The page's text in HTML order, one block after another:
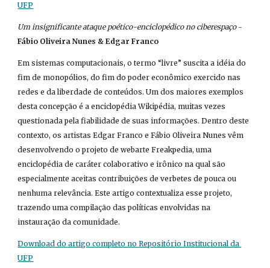
UFP
Um insignificante ataque poético-enciclopédico no ciberespaço
Fábio Oliveira Nunes & Edgar Franco
Em sistemas computacionais, o termo “livre” suscita a idéia do
fim de monopólios, do fim do poder econômico exercido nas
redes e da liberdade de conteúdos. Um dos maiores exemplos
desta concepção é a enciclopédia Wikipédia, muitas vezes
questionada pela fiabilidade de suas informações. Dentro deste
contexto, os artistas Edgar Franco e Fábio Oliveira Nunes vêm
desenvolvendo o projeto de webarte Freakpedia, uma
enciclopédia de caráter colaborativo e irônico na qual são
especialmente aceitas contribuições de verbetes de pouca ou
nenhuma relevância. Este artigo contextualiza esse projeto,
trazendo uma compilação das políticas envolvidas na
instauração da comunidade.
Download do artigo completo no Repositório Institucional da
UFP